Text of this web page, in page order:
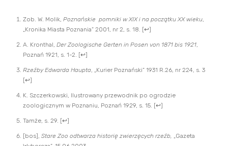
Zob. W. Molik,Poznańskie pomniki w XIX i na początku XX wieku,
„Kronika Miasta Poznania” 2001, nr 2, s. 18. [↩]
A. Kronthal,Der Zoologische Gerten in Posen von 1871 bis 1921,
Poznań 1921, s. 1-2. [↩]
Rzeźby Edwarda Haupta, „Kurier Poznański” 1931 R.26, nr 224, s. 3
[↩]
K. Szczerkowski, Ilustrowany przewodnik po ogrodzie
zoologicznym w Poznaniu, Poznań 1929, s. 15. [↩]
Tamże, s. 29. [↩]
[bos],Stare Zoo odtwarza historię zwierzęcych rzeźb, „Gazeta